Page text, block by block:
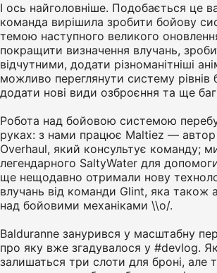
І ось найголовніше. Подобається це
команда вирішила зробити бойову
темою наступного великого
покращити визначення влучань,
відчутними, додати різноманітніші
можливо переглянути систему рівнів
додати нові види озброєння та ще
Робота над бойовою системою
руках: з нами працює Maltiez —
Overhaul, який консультує команду;
легендарного SaltyWater для
ще нещодавно отримали нову
влучань від команди Glint, яка також
над бойовими механіками \\o/.
Balduranne занурився у масштабну
про яку вже згадувалося у #devlog. Як
залишаться три слоти для броні, але